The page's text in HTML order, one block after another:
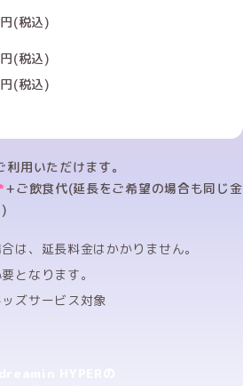
(税込)
(税込)
(税込)
用いただけます。
+ご飲食代(延長をご希望の場合も同じ金
は、延長料金はかかりません。
となります。
ズサービス対象